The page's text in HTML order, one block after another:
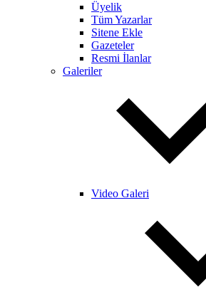
Üyelik
Tüm Yazarlar
Sitene Ekle
Gazeteler
Resmi İlanlar
Galeriler
Video Galeri